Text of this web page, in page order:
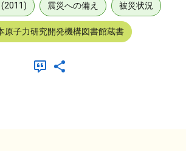
震災への備え 被災状況
原子力研究開発機構図書館蔵書